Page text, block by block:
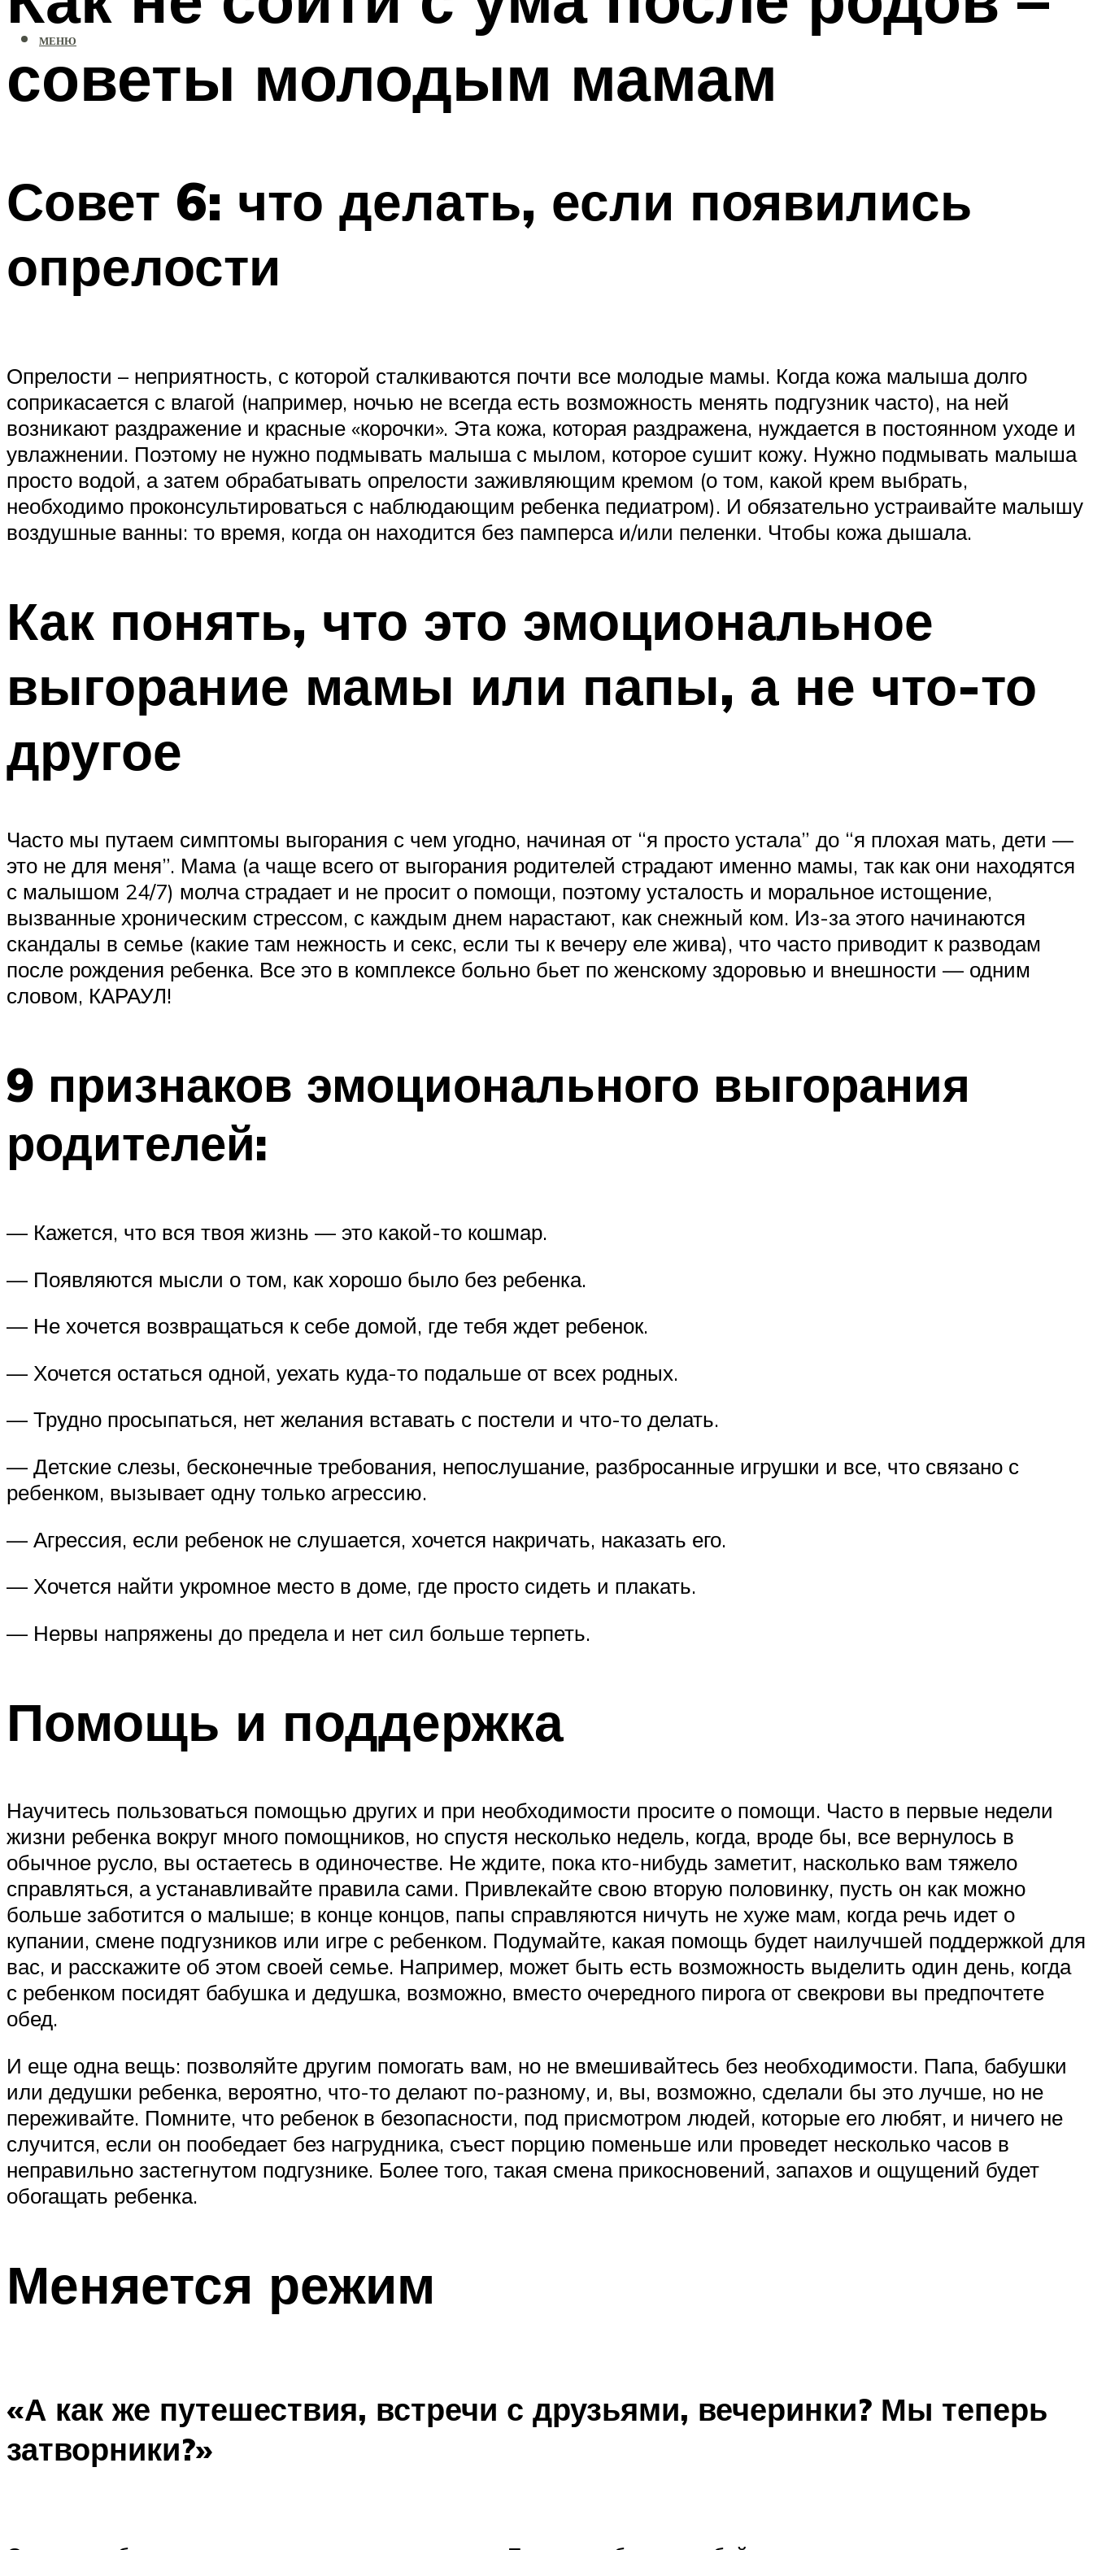
МЕНЮ
советы молодым мамам
Совет 6: что делать, если появились
опрелости
Опрелости – неприятность, с которой сталкиваются почти все молодые мамы. Когда кожа малыша долго
соприкасается с влагой (например, ночью не всегда есть возможность менять подгузник часто), на ней
возникают раздражение и красные «корочки». Эта кожа, которая раздражена, нуждается в постоянном уходе и
увлажнении. Поэтому не нужно подмывать малыша с мылом, которое сушит кожу. Нужно подмывать малыша
просто водой, а затем обрабатывать опрелости заживляющим кремом (о том, какой крем выбрать,
необходимо проконсультироваться с наблюдающим ребенка педиатром). И обязательно устраивайте малышу
воздушные ванны: то время, когда он находится без памперса и/или пеленки. Чтобы кожа дышала.
Как понять, что это эмоциональное
выгорание мамы или папы, а не что-то
другое
Часто мы путаем симптомы выгорания с чем угодно, начиная от “я просто устала” до “я плохая мать, дети —
это не для меня”. Мама (а чаще всего от выгорания родителей страдают именно мамы, так как они находятся
с малышом 24/7) молча страдает и не просит о помощи, поэтому усталость и моральное истощение,
вызванные хроническим стрессом, с каждым днем нарастают, как снежный ком. Из-за этого начинаются
скандалы в семье (какие там нежность и секс, если ты к вечеру еле жива), что часто приводит к разводам
после рождения ребенка. Все это в комплексе больно бьет по женскому здоровью и внешности — одним
словом, КАРАУЛ!
9 признаков эмоционального выгорания
родителей:
— Кажется, что вся твоя жизнь — это какой-то кошмар.
— Появляются мысли о том, как хорошо было без ребенка.
— Не хочется возвращаться к себе домой, где тебя ждет ребенок.
— Хочется остаться одной, уехать куда-то подальше от всех родных.
— Трудно просыпаться, нет желания вставать с постели и что-то делать.
— Детские слезы, бесконечные требования, непослушание, разбросанные игрушки и все, что связано с
ребенком, вызывает одну только агрессию.
— Агрессия, если ребенок не слушается, хочется накричать, наказать его.
— Хочется найти укромное место в доме, где просто сидеть и плакать.
— Нервы напряжены до предела и нет сил больше терпеть.
Помощь и поддержка
Научитесь пользоваться помощью других и при необходимости просите о помощи. Часто в первые недели
жизни ребенка вокруг много помощников, но спустя несколько недель, когда, вроде бы, все вернулось в
обычное русло, вы остаетесь в одиночестве. Не ждите, пока кто-нибудь заметит, насколько вам тяжело
справляться, а устанавливайте правила сами. Привлекайте свою вторую половинку, пусть он как можно
больше заботится о малыше; в конце концов, папы справляются ничуть не хуже мам, когда речь идет о
купании, смене подгузников или игре с ребенком. Подумайте, какая помощь будет наилучшей поддержкой для
вас, и расскажите об этом своей семье. Например, может быть есть возможность выделить один день, когда
с ребенком посидят бабушка и дедушка, возможно, вместо очередного пирога от свекрови вы предпочтете
обед.
И еще одна вещь: позволяйте другим помогать вам, но не вмешивайтесь без необходимости. Папа, бабушки
или дедушки ребенка, вероятно, что-то делают по-разному, и, вы, возможно, сделали бы это лучше, но не
переживайте. Помните, что ребенок в безопасности, под присмотром людей, которые его любят, и ничего не
случится, если он пообедает без нагрудника, съест порцию поменьше или проведет несколько часов в
неправильно застегнутом подгузнике. Более того, такая смена прикосновений, запахов и ощущений будет
обогащать ребенка.
Меняется режим
«А как же путешествия, встречи с друзьями, вечеринки? Мы теперь
затворники?»